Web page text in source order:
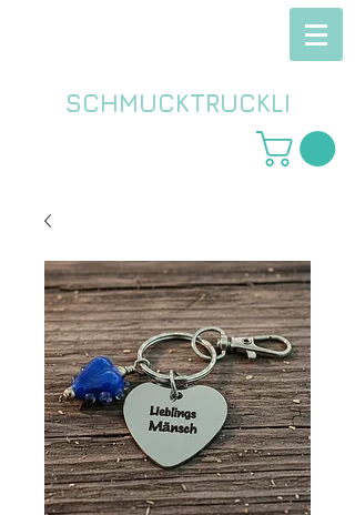
SCHMUCKTRUCKLI